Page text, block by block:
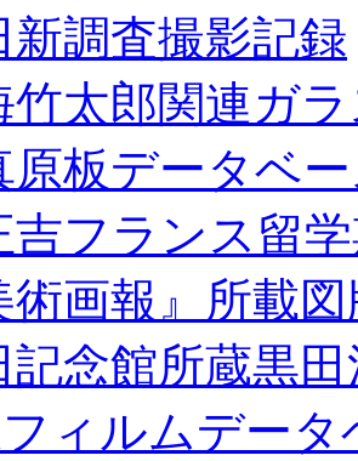
新調査撮影記録
竹太郎関連ガ
原板データベ
吉フランス留
術画報』所載
記念館所蔵黒
ィルムデータ